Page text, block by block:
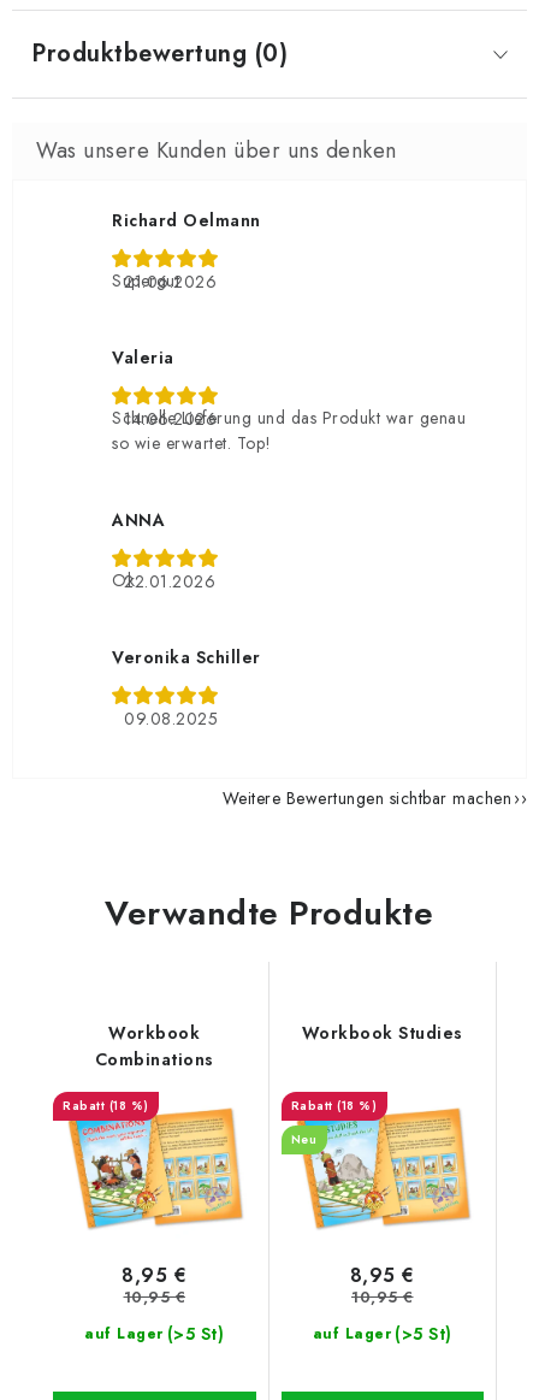
Produktbewertung (0)
Richard Oelmann
21.06.2026
Supergut
Valeria
14.06.2026
Schnelle Lieferung und das Produkt war genau
so wie erwartet. Top!
ANNA
22.01.2026
Ok
Veronika Schiller
09.08.2025
Weitere Bewertungen sichtbar machen
Verwandte Produkte
Workbook
Combinations
(18 %)
auf Lager (>5 St)
8,95 €
10,95 €
Workbook Studies
(18 %)
Neu
auf Lager (>5 St)
8,95 €
10,95 €